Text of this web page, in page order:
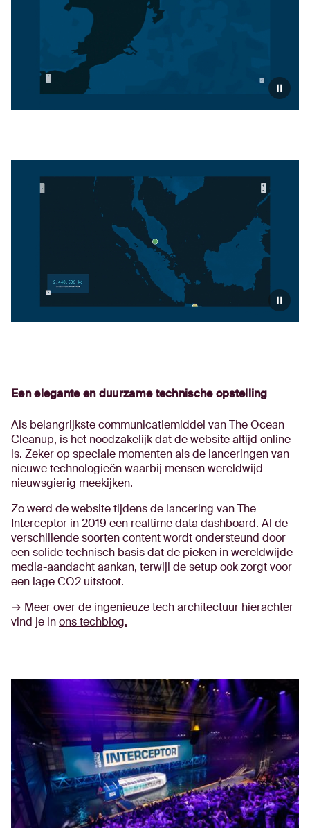
Een elegante en duurzame technische opstelling
Als belangrijkste communicatiemiddel van The Ocean
Cleanup, is het noodzakelijk dat de website altijd online
is. Zeker op speciale momenten als de lanceringen van
nieuwe technologieën waarbij mensen wereldwijd
nieuwsgierig meekijken.
Zo werd de website tijdens de lancering van The
Interceptor in 2019 een realtime data dashboard. Al de
verschillende soorten content wordt ondersteund door
een solide technisch basis dat de pieken in wereldwijde
media-aandacht aankan, terwijl de setup ook zorgt voor
een lage CO2 uitstoot.
→ Meer over de ingenieuze tech architectuur hierachter
vind je inons techblog.